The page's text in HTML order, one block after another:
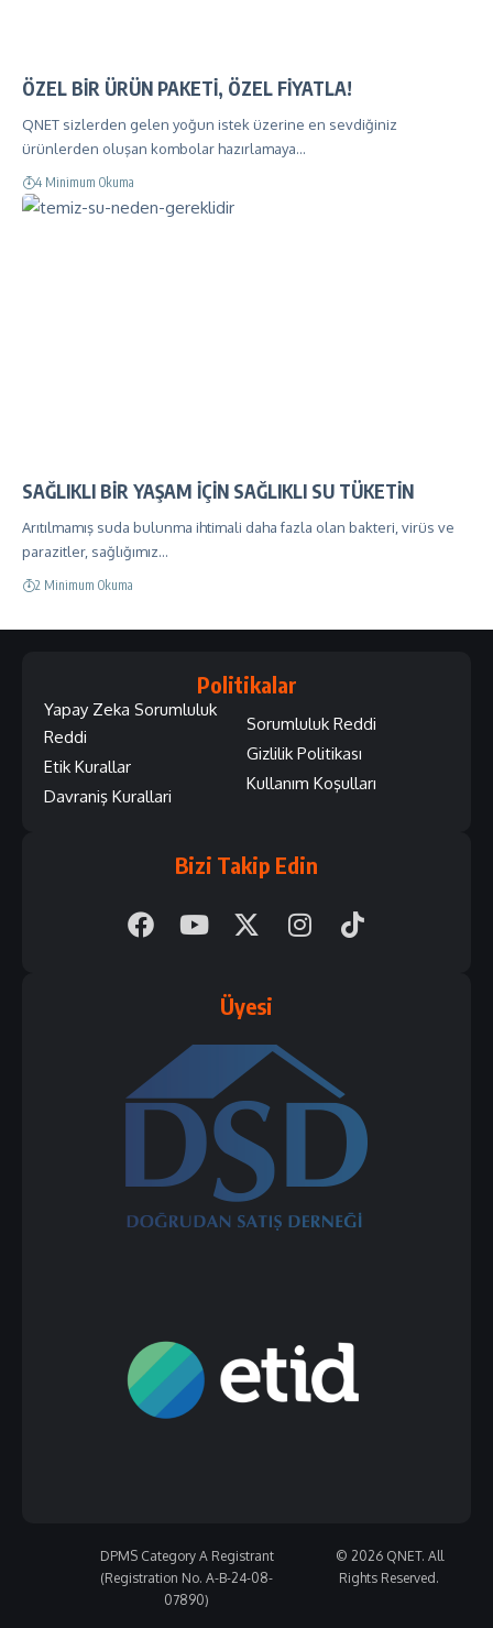
ÖZEL BİR ÜRÜN PAKETİ, ÖZEL FİYATLA!
QNET sizlerden gelen yoğun istek üzerine en sevdiğiniz
ürünlerden oluşan kombolar hazırlamaya…
4 Minimum Okuma
SAĞLIKLI BİR YAŞAM İÇİN SAĞLIKLI SU TÜKETİN
Arıtılmamış suda bulunma ihtimali daha fazla olan bakteri, virüs ve
parazitler, sağlığımız…
2 Minimum Okuma
Politikalar
Yapay Zeka Sorumluluk
Reddi
Etik Kurallar
Davraniş Kurallari
Sorumluluk Reddi
Gizlilik Politikası
Kullanım Koşulları
Bizi Takip Edin
Üyesi
© 2026 QNET. All
Rights Reserved.
DPMS Category A Registrant
(Registration No. A-B-24-08-
07890)